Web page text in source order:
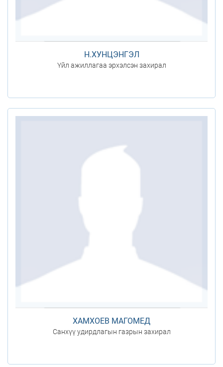
Н.ХУНЦЭНГЭЛ
Үйл ажиллагаа эрхэлсэн захирал
ХАМХОЕВ МАГОМЕД
Санхүү удирдлагын газрын захирал